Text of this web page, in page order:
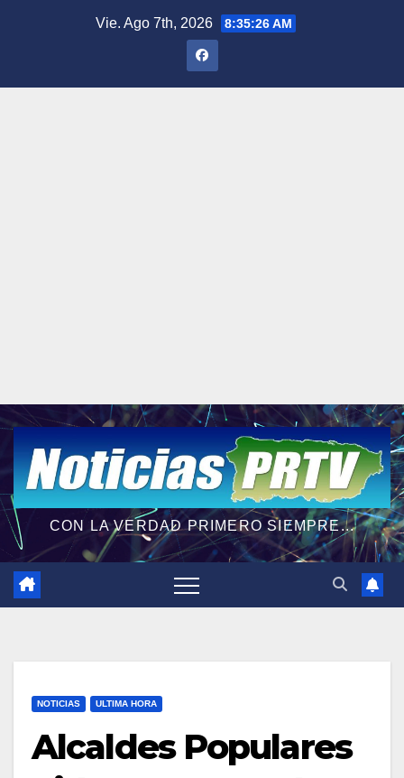
Vie. Ago 7th, 2026 8:35:27 AM
CON LA VERDAD PRIMERO SIEMPRE...
NOTICIAS ULTIMA HORA
Alcaldes Populares